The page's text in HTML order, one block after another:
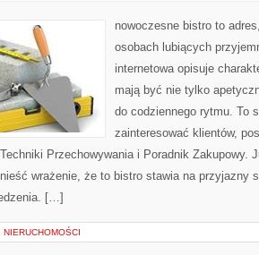
nowoczesne bistro to
osobach lubiących
internetowa opisuje
mają być nie tylko
do codziennego rytmu. To
zainteresować klientów,
Przechowywania i Poradnik Zakupowy.
wrażenie, że to bistro stawia na przyjazny
[…]
NIERUCHOMOŚCI